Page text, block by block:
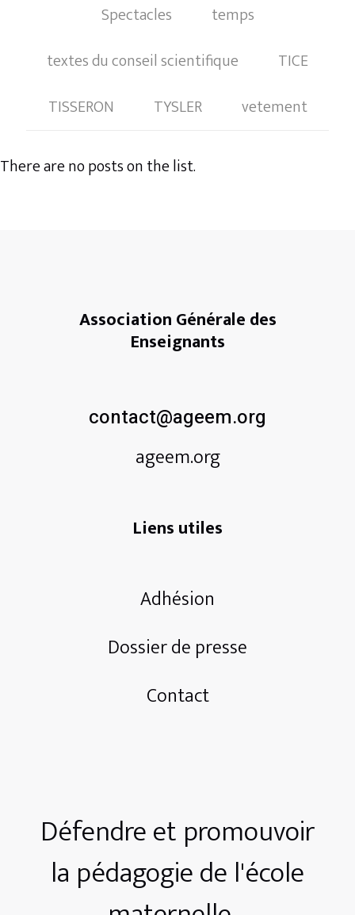
Spectacles
temps
textes du conseil scientifique
TICE
TISSERON
TYSLER vetement
There are no posts on the list.
Association Générale des
Enseignants
contact@ageem.org
ageem.org
Liens utiles
Adhésion
Dossier de presse
Contact
Défendre et promouvoir
la pédagogie de l'école